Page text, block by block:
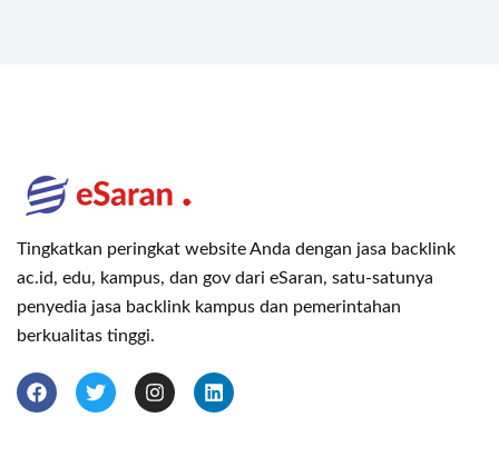
Tingkatkan peringkat website Anda dengan jasa backlink
ac.id, edu, kampus, dan gov dari eSaran, satu-satunya
penyedia jasa backlink kampus dan pemerintahan
berkualitas tinggi.